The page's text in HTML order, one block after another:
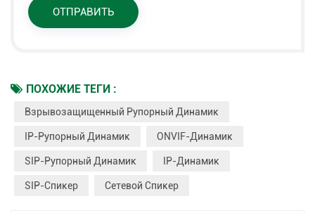
ПОХОЖИЕ ТЕГИ :
Взрывозащищенный Рупорный Динамик
IP-Рупорный Динамик ONVIF-Динамик
SIP-Рупорный Динамик IP-Динамик
SIP-Спикер Сетевой Спикер